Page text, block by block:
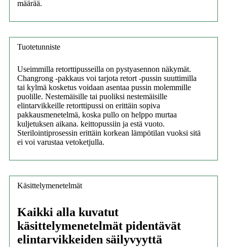
määrää.
Tuotetunniste
Useimmilla retorttipusseilla on pystyasennon näkymät.
Changrong -pakkaus voi tarjota retort -pussin suuttimilla
tai kylmä kosketus voidaan asentaa pussin molemmille
puolille. Nestemäisille tai puoliksi nestemäisille
elintarvikkeille retorttipussi on erittäin sopiva
pakkausmenetelmä, koska pullo on helppo murtaa
kuljetuksen aikana. keittopussiin ja estä vuoto.
Sterilointiprosessin erittäin korkean lämpötilan vuoksi sitä
ei voi varustaa vetoketjulla.
Käsittelymenetelmät
Kaikki alla kuvatut
käsittelymenetelmät pidentävät
elintarvikkeiden säilyvyyttä